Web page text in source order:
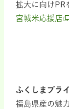
拡大に向けPR
宮城米応援店
ふくしまプライ
福島県産の魅